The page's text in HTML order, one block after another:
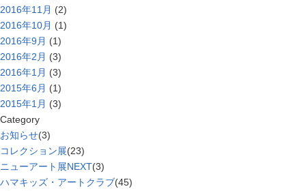
2016年11月 (2)
2016年10月 (1)
2016年9月 (1)
2016年2月 (3)
2016年1月 (3)
2015年6月 (1)
2015年1月 (3)
Category
お知らせ(3)
コレクション展(23)
ニューアート展NEXT(3)
ハマキッズ・アートクラブ(45)